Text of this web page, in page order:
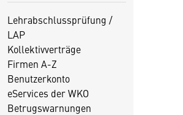
Lehrabschlussprüfung /
LAP
Kollektivverträge
Firmen A-Z
Benutzerkonto
eServices der WKO
Betrugswarnungen